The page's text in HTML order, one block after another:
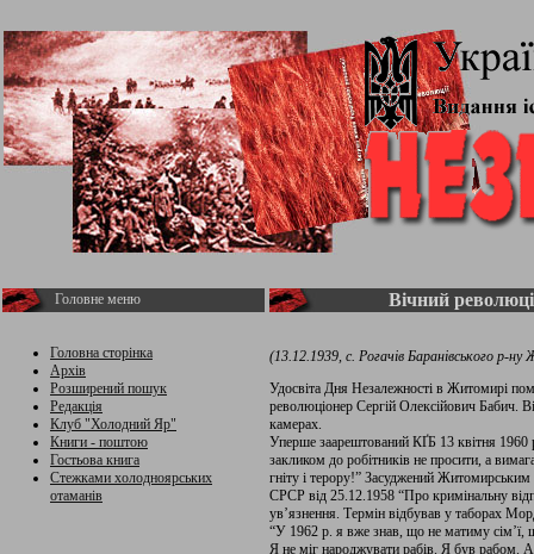
Головне меню
Головна сторінка
Архів
Розширений пошук
Редакція
Клуб "Холодний Яр"
Книги - поштою
Гостьова книга
Стежками холодноярських
отаманів
Вічний
(13.12.1939, с. Рогачів Баранівського р-
Удосвіта Дня Незалежності в Житомирі
революціонер Сергій Олексійович Бабич.
камерах.
Уперше заарештований КҐБ 13 квітня 1960
закликом до робітників не просити, а
гніту і терору!” Засуджений
СРСР від 25.12.1958 “Про кримінальну
ув’язнення. Термін відбував у таборах
“У 1962 р. я вже знав, що не матиму сім’ї,
Я не міг народжувати рабів. Я був рабом.